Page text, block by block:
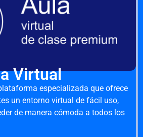
Virtual
especializada que ofrece
un entorno virtual de fácil uso,
de manera cómoda a todos los